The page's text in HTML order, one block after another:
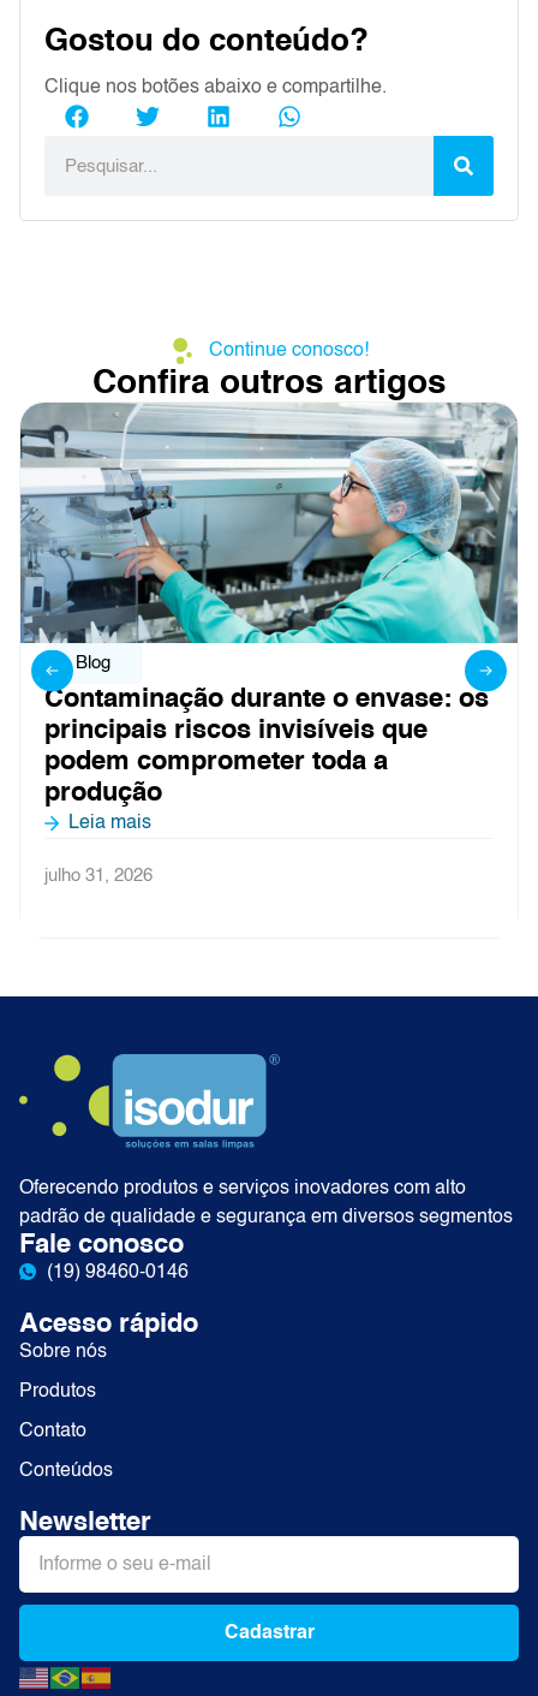
Gostou do conteúdo?
Clique nos botões abaixo e compartilhe.
Continue conosco!
Confira outros artigos
Blog
durante o envase: os
riscos invisíveis que
comprometer toda a
Leia mais
31, 2026
Oferecendo produtos e serviços inovadores com alto
padrão de qualidade e segurança em diversos segmentos
Fale conosco
(19) 98460-0146
Acesso rápido
Sobre nós
Produtos
Contato
Conteúdos
Newsletter
Cadastrar
Alternative: